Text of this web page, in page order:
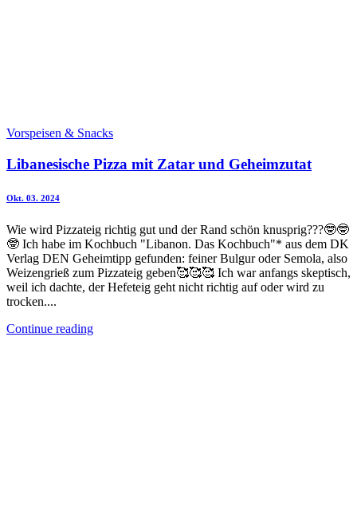
Vorspeisen & Snacks
Libanesische Pizza mit Zatar und Geheimzutat
Okt. 03. 2024
Wie wird Pizzateig richtig gut und der Rand schön knusprig???🤓🤓
🤓 Ich habe im Kochbuch "Libanon. Das Kochbuch"* aus dem DK
Verlag DEN Geheimtipp gefunden: feiner Bulgur oder Semola, also
Weizengrieß zum Pizzateig geben🥰🥰🥰 Ich war anfangs skeptisch,
weil ich dachte, der Hefeteig geht nicht richtig auf oder wird zu
trocken....
Continue reading